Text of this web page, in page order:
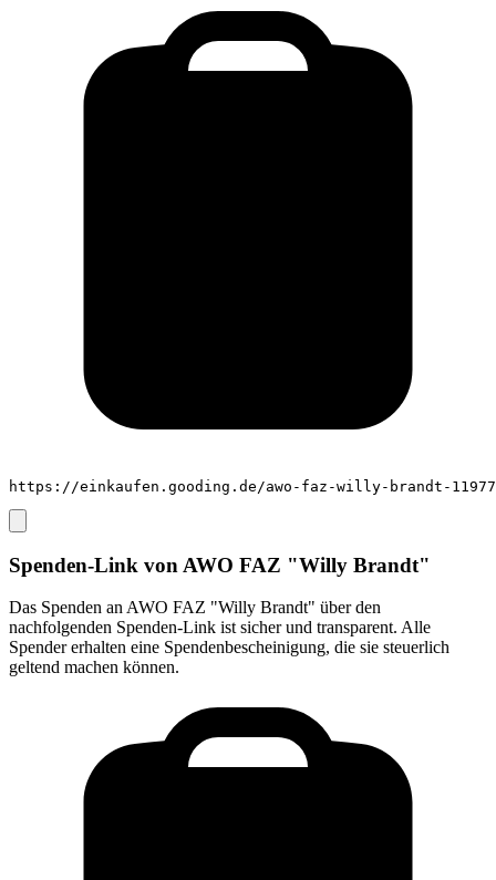
https://einkaufen.gooding.de/awo-faz-willy-brandt-
Spenden-Link von AWO FAZ "Willy Brandt"
Das Spenden an AWO FAZ "Willy Brandt" über den
nachfolgenden Spenden-Link ist sicher und transparent. Alle
Spender erhalten eine Spendenbescheinigung, die sie steuerlich
geltend machen können.